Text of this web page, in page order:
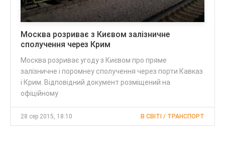
Москва розриває з Києвом залізничне
сполучення через Крим
Москва розриває угоду з Києвом про пряме
залізничне і поромнеу сполучення через порти Кавказ
і Крим. Відповідний документ розміщений на
офіційному
28 сер 2015, 18:10 В СВІТІ / ТРАНСПОРТ